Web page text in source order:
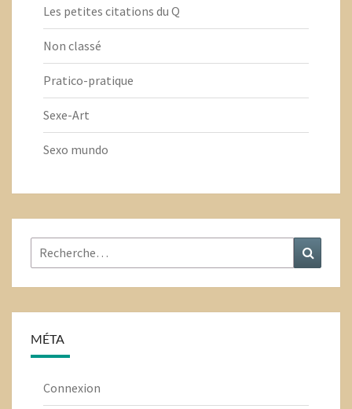
Les petites citations du Q
Non classé
Pratico-pratique
Sexe-Art
Sexo mundo
Rechercher
:
MÉTA
Connexion